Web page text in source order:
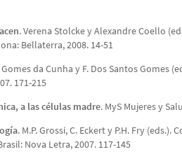
. Verena Stolcke y Alexandre Coello
Bellaterra, 2008. 14-51
Gomes da Cunha y F. Dos Santos Gomes
171-215
a las células madre. MyS Mujeres y
. M.P. Grossi, C. Eckert y P.H. Fry
Nova Letra, 2007. 117-145